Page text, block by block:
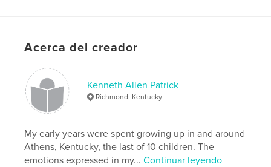
Idioma
English
Palabras clave
relationships
Acerca del creador
Kenneth Allen Patrick
Richmond, Kentucky
My early years were spent growing up in and around
Athens, Kentucky, the last of 10 children. The
emotions expressed in my...Continuar leyendo